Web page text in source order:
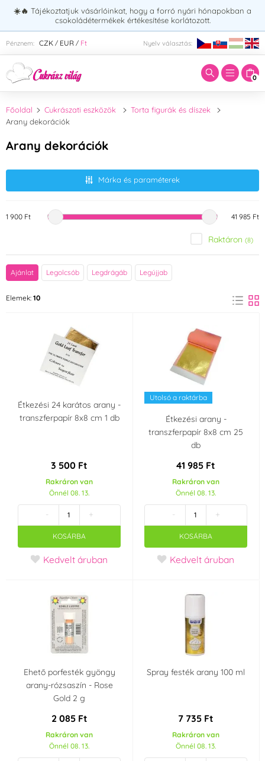
☀️🔥 Tájékoztatjuk vásárlóinkat, hogy a forró nyári hónapokban a
csokoládétermékek értékesítése korlátozott.
Pénznem: CZK / EUR / Ft Nyelv választás:
0
Adja meg a keresett kifejezést:
Főoldal Cukrászati eszközök
Torta figurák és díszek
Arany dekorációk
Arany dekorációk
Márka és paraméterek
Márka
FunCakes
Sugarflair Colours
Rózsaszín Arany (10)
Térfogata
1 900 Ft 41 985 Ft
Raktáron (8)
Ajánlat Legolcsób Legdrágáb Legújjab
Elemek: 10
Étkezési 24 karátos arany -
transzferpapír 8x8 cm 1 db
3 500 Ft
Rakráron van
Önnél 08. 13.
- +
KOSÁRBA
Kedvelt áruban
Utolsó a raktárba
Étkezési arany -
transzferpapír 8x8 cm 25
db
41 985 Ft
Rakráron van
Önnél 08. 13.
- +
KOSÁRBA
Kedvelt áruban
Ehető porfesték gyöngy
arany-rózsaszín - Rose
Gold 2 g
2 085 Ft
Rakráron van
Önnél 08. 13.
Spray festék arany 100 ml
7 735 Ft
Rakráron van
Önnél 08. 13.